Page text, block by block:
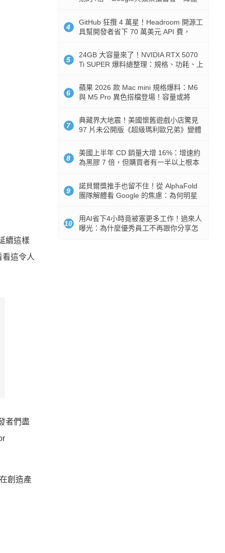
續這樣
這令人
者們盡
創造產
4
GitHub 狂攬 4 萬星！Headroom 開源工
具幫開發者省下 70 萬美元 API 費，
5
24GB 大容量來了！NVIDIA RTX 5070
Ti SUPER 爆料總整理：規格、功耗、上
6
蘋果 2026 款 Mac mini 規格爆料：M6
與 M5 Pro 異色搭檔登場！容量或將
7
典藏界大地震！美國懷舊遊戲小店驚見
97 片未公開版《超級瑪利歐兄弟》變體
8
美國上半年 CD 銷量大增 16%：增速約
為黑膠 7 倍，但購買者有一半以上根本
9
諾貝爾獎推手也留不住！從 AlphaFold
團隊解體看 Google 的焦慮：為何明星
10
用AI省下4小時竟被塞更多工作！過來人
曝光：為什麼優秀員工不再跟你分享怎